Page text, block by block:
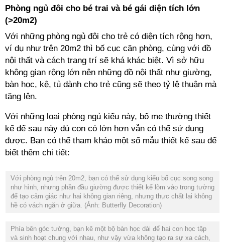
ví dụ như trên 20m2 thì bố cục căn phòng, cùng với đồ
nội thất và cách trang trí sẽ khá khác biệt. Vì sở hữu
không gian rộng lớn nên những đồ nội thất như giường,
bàn học, kệ, tủ dành cho trẻ cũng sẽ theo tỷ lệ thuận mà
kế để sau này dù con có lớn hơn vẫn có thể sử dụng
được. Bạn có thể tham khảo một số mẫu thiết kế sau để
như hình, nhưng phần đầu giường được thiết kế lõm vào trong tường
để tạo cảm giác như hai không gian riêng, nhưng thực chất lại không
hề có vách ngăn ở giữa. (Ảnh: Butterfly Decoration)
và sinh hoạt chung với nhau, như vậy vừa không tạo ra sự xa cách,